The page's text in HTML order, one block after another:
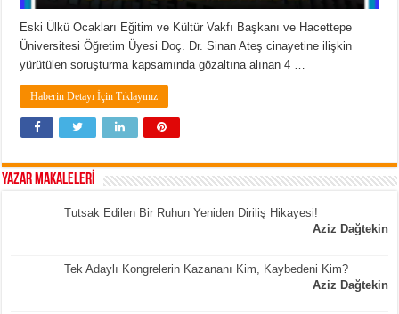
Eski Ülkü Ocakları Eğitim ve Kültür Vakfı Başkanı ve Hacettepe
Üniversitesi Öğretim Üyesi Doç. Dr. Sinan Ateş cinayetine ilişkin
yürütülen soruşturma kapsamında gözaltına alınan 4 …
Haberin Detayı İçin Tıklayınız
YAZAR MAKALELERİ
Tutsak Edilen Bir Ruhun Yeniden Diriliş Hikayesi!
Aziz Dağtekin
Tek Adaylı Kongrelerin Kazananı Kim, Kaybedeni Kim?
Aziz Dağtekin